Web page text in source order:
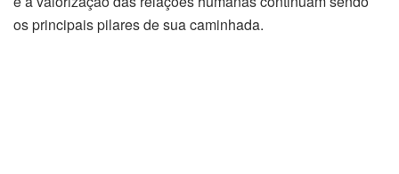
os principais pilares de sua caminhada.